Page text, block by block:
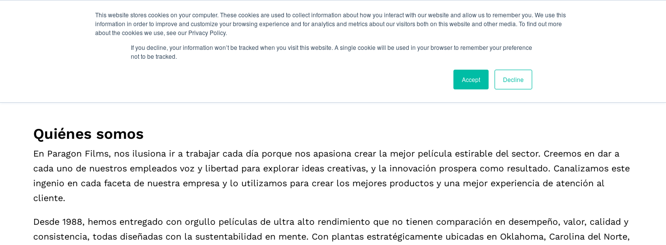
This website stores cookies on your computer. These cookies are used to collect information about how you interact with our website and allow us to remember you. We use this
information in order to improve and customize your browsing experience and for analytics and metrics about our visitors both on this website and other media. To find out more
about the cookies we use, see our Privacy Policy.
If you decline, your information won’t be tracked when you visit this website. A single cookie will be used in your browser to remember your preference
not to be tracked.
Accept Decline
Quiénes somos
En Paragon Films, nos ilusiona ir a trabajar cada día porque nos apasiona crear la mejor película estirable del sector. Creemos en dar a
cada uno de nuestros empleados voz y libertad para explorar ideas creativas, y la innovación prospera como resultado. Canalizamos este
ingenio en cada faceta de nuestra empresa y lo utilizamos para crear los mejores productos y una mejor experiencia de atención al
cliente.
Desde 1988, hemos entregado con orgullo películas de ultra alto rendimiento que no tienen comparación en desempeño, valor, calidad y
consistencia, todas diseñadas con la sustentabilidad en mente. Con plantas estratégicamente ubicadas en Oklahoma, Carolina del Norte,